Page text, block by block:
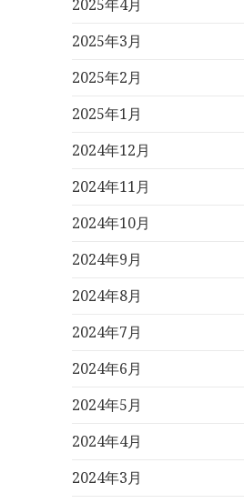
2025年4月
2025年3月
2025年2月
2025年1月
2024年12月
2024年11月
2024年10月
2024年9月
2024年8月
2024年7月
2024年6月
2024年5月
2024年4月
2024年3月